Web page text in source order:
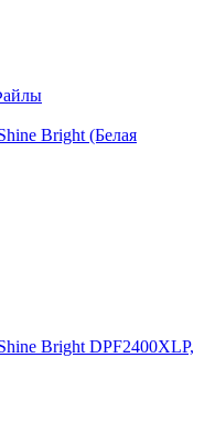
Bright (Белая
Bright DPF2400XLP,